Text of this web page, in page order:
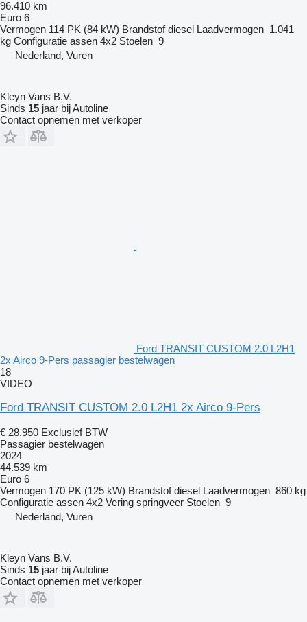
96.410 km
Euro 6
Vermogen 114 PK (84 kW) Brandstof diesel Laadvermogen 1.041
kg Configuratie assen 4x2 Stoelen 9
Nederland, Vuren
Kleyn Vans B.V.
Sinds 15 jaar bij Autoline
Contact opnemen met verkoper
Ford TRANSIT CUSTOM 2.0 L2H1
2x Airco 9-Pers passagier bestelwagen
18
VIDEO
Ford TRANSIT CUSTOM 2.0 L2H1 2x Airco 9-Pers
€ 28.950 Exclusief BTW
Passagier bestelwagen
2024
44.539 km
Euro 6
Vermogen 170 PK (125 kW) Brandstof diesel Laadvermogen 860 kg
Configuratie assen 4x2 Vering springveer Stoelen 9
Nederland, Vuren
Kleyn Vans B.V.
Sinds 15 jaar bij Autoline
Contact opnemen met verkoper